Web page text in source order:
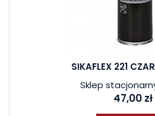
SIKAFLEX 221
Sklep
47,00 zł